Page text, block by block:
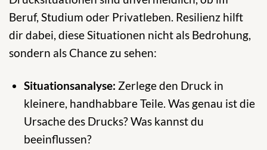
Beruf, Studium oder Privatleben. Resilienz hilft
dir dabei, diese Situationen nicht als Bedrohung,
sondern als Chance zu sehen:
Situationsanalyse: Zerlege den Druck in
kleinere, handhabbare Teile. Was genau ist die
Ursache des Drucks? Was kannst du
beeinflussen?